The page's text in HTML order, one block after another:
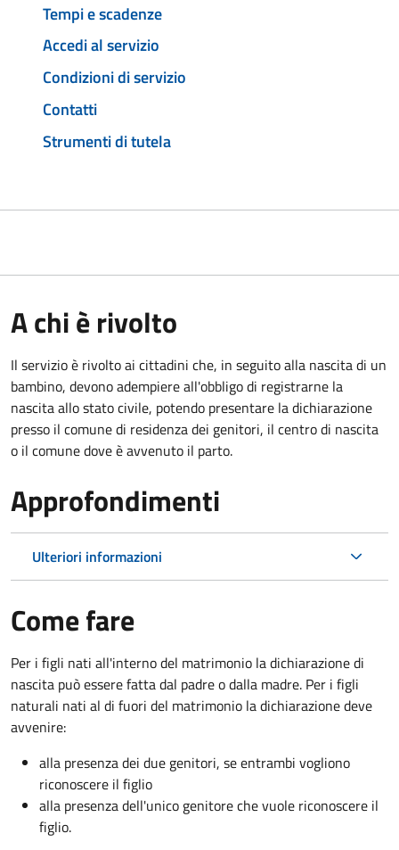
Tempi e scadenze
Accedi al servizio
Condizioni di servizio
Contatti
Strumenti di tutela
A chi è rivolto
Il servizio è rivolto ai cittadini che, in seguito alla nascita di un
bambino, devono adempiere all'obbligo di registrarne la
nascita allo stato civile, potendo presentare la dichiarazione
presso il comune di residenza dei genitori, il centro di nascita
o il comune dove è avvenuto il parto.
Approfondimenti
Ulteriori informazioni
Come fare
Per i figli nati all'interno del matrimonio la dichiarazione di
nascita può essere fatta dal padre o dalla madre. Per i figli
naturali nati al di fuori del matrimonio la dichiarazione deve
avvenire:
alla presenza dei due genitori, se entrambi vogliono
riconoscere il figlio
alla presenza dell'unico genitore che vuole riconoscere il
figlio.